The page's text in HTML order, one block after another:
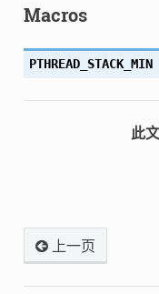
Macros
PTHREAD_STACK_MIN
此
上一页